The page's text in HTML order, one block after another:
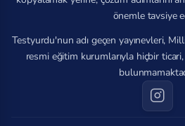
önemle tavsiye
Testyurdu'nun adı geçen yayınevleri,
resmi eğitim kurumlarıyla hiçbir